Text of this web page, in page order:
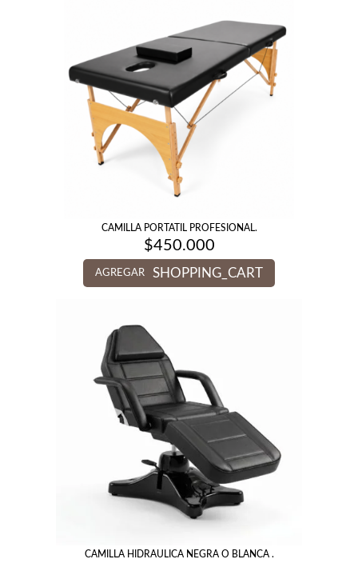
CAMILLA PORTATIL PROFESIONAL.
$450.000
AGREGAR SHOPPING_CART
CAMILLA HIDRAULICA NEGRA O BLANCA .